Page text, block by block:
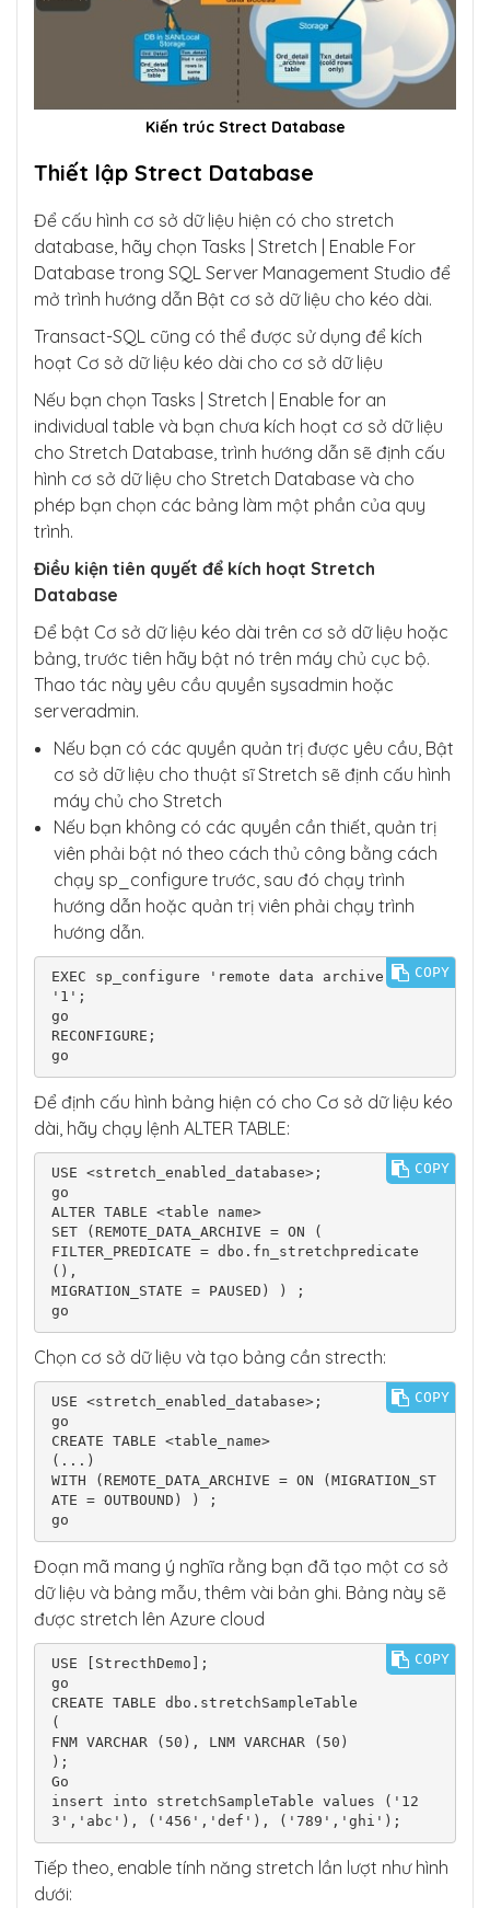
Kiến trúc Strect Database
Thiết lập Strect Database
Để cấu hình cơ sở dữ liệu hiện có cho stretch
database, hãy chọn Tasks | Stretch | Enable For
Database trong SQL Server Management Studio để
mở trình hướng dẫn Bật cơ sở dữ liệu cho kéo dài.
Transact-SQL cũng có thể được sử dụng để kích
hoạt Cơ sở dữ liệu kéo dài cho cơ sở dữ liệu
Nếu bạn chọn Tasks | Stretch | Enable for an
individual table và bạn chưa kích hoạt cơ sở dữ liệu
cho Stretch Database, trình hướng dẫn sẽ định cấu
hình cơ sở dữ liệu cho Stretch Database và cho
phép bạn chọn các bảng làm một phần của quy
trình.
Điều kiện tiên quyết để kích hoạt Stretch
Database
Để bật Cơ sở dữ liệu kéo dài trên cơ sở dữ liệu hoặc
bảng, trước tiên hãy bật nó trên máy chủ cục bộ.
Thao tác này yêu cầu quyền sysadmin hoặc
serveradmin.
Nếu bạn có các quyền quản trị được yêu cầu, Bật
cơ sở dữ liệu cho thuật sĩ Stretch sẽ định cấu hình
máy chủ cho Stretch
Nếu bạn không có các quyền cần thiết, quản trị
viên phải bật nó theo cách thủ công bằng cách
chạy sp_configure trước, sau đó chạy trình
hướng dẫn hoặc quản trị viên phải chạy trình
hướng dẫn.
EXEC sp_configure 'remote data archive',
'1';
go
RECONFIGURE;
go
COPY
Để định cấu hình bảng hiện có cho Cơ sở dữ liệu kéo
dài, hãy chạy lệnh ALTER TABLE:
USE <stretch_enabled_database>;
go
ALTER TABLE <table name>
SET (REMOTE_DATA_ARCHIVE = ON (
FILTER_PREDICATE = dbo.fn_stretchpredicate
(),
MIGRATION_STATE = PAUSED) ) ;
go
COPY
Chọn cơ sở dữ liệu và tạo bảng cần strecth:
USE <stretch_enabled_database>;
go
CREATE TABLE <table_name>
(...)
WITH (REMOTE_DATA_ARCHIVE = ON (MIGRATION_ST
ATE = OUTBOUND) ) ;
go
COPY
Đoạn mã mang ý nghĩa rằng bạn đã tạo một cơ sở
dữ liệu và bảng mẫu, thêm vài bản ghi. Bảng này sẽ
được stretch lên Azure cloud
USE [StrecthDemo];
go
CREATE TABLE dbo.stretchSampleTable
(
FNM VARCHAR (50), LNM VARCHAR (50)
);
Go
insert into stretchSampleTable values ('12
3','abc'), ('456','def'), ('789','ghi');
COPY
Tiếp theo, enable tính năng stretch lần lượt như hình
dưới: